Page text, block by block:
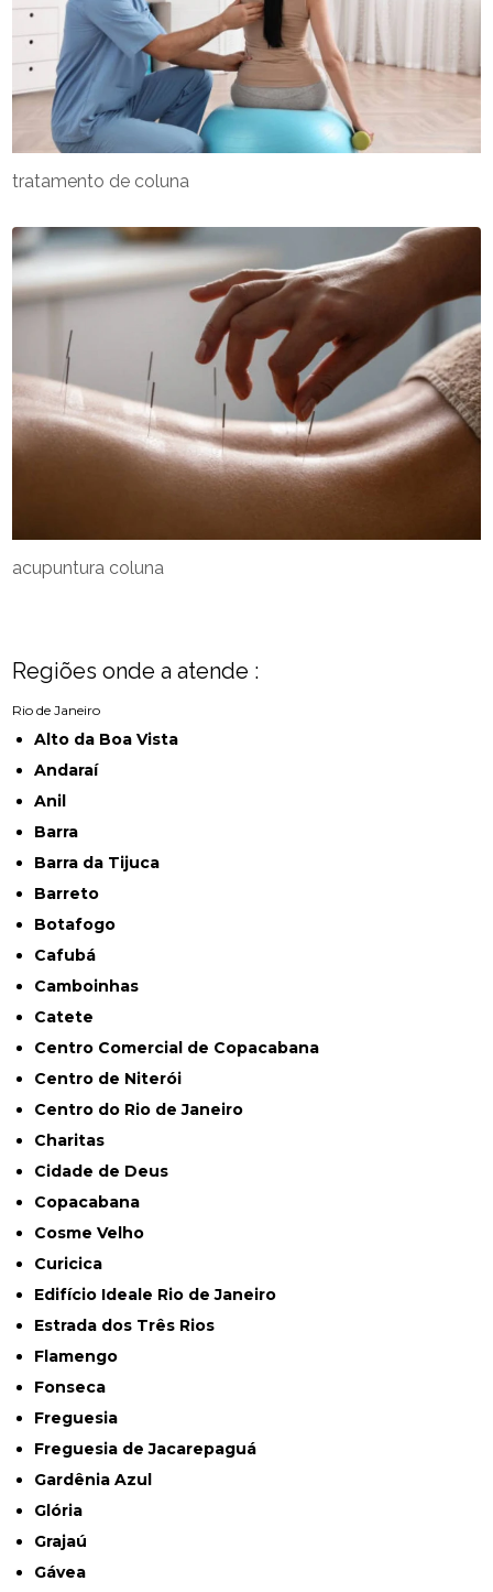
acupuntura coluna
tratamento de coluna
Regiões onde a atende :
Rio de Janeiro
Alto da Boa Vista
Andaraí
Anil
Barra
Barra da Tijuca
Barreto
Botafogo
Cafubá
Camboinhas
Catete
Centro Comercial de Copacabana
Centro de Niterói
Centro do Rio de Janeiro
Charitas
Cidade de Deus
Copacabana
Cosme Velho
Curicica
Edifício Ideale Rio de Janeiro
Estrada dos Três Rios
Flamengo
Fonseca
Freguesia
Freguesia de Jacarepaguá
Gardênia Azul
Glória
Grajaú
Gávea